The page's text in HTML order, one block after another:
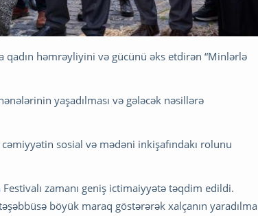
qadın həmrəyliyini və gücünü əks etdirən “Minlərlə
yaşadılması və gələcək nəsillərə
sosial və mədəni inkişafındakı rolunu
zamanı geniş ictimaiyyətə təqdim edildi.
böyük maraq göstərərək xalçanın yaradılma